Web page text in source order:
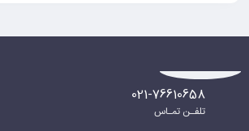
021-76610658
تلفـن تمـاس